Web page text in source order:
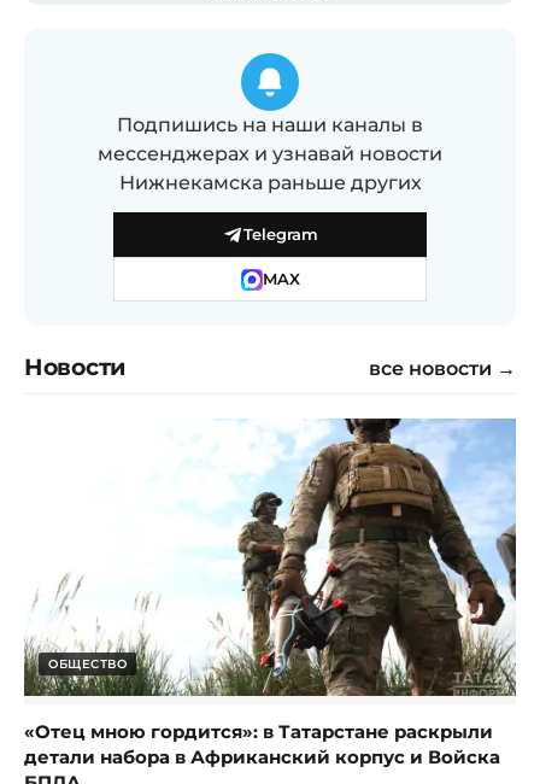
Подпишись на наши каналы в
мессенджерах и узнавай новости
Нижнекамска раньше других
Telegram
MAX
Новости все новости →
ОБЩЕСТВО
«Отец мною гордится»: в Татарстане раскрыли
детали набора в Африканский корпус и Войска